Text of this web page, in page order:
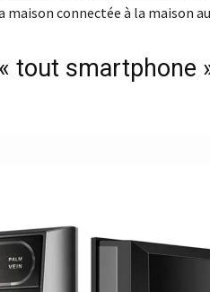
maison connectée à la maison
tout smartphone